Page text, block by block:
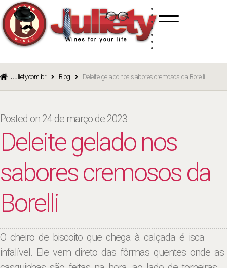
navigation
content
BRANCO
ROSÉ
Juliety.com.br Blog Deleite gelado nos sabores cremosos da Borelli
Posted on 24 de março de 2023
Deleite gelado nos
sabores cremosos da
Borelli
O cheiro de biscoito que chega à calçada é isca
infalível. Ele vem direto das fôrmas quentes onde as